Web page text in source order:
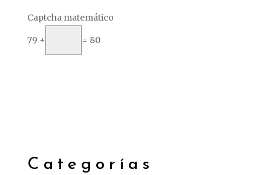
Captcha matemático
79 + = 80
Categorías